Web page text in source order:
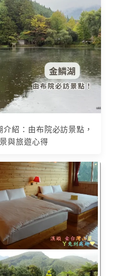
紹：由布院必訪景點，
與旅遊心得